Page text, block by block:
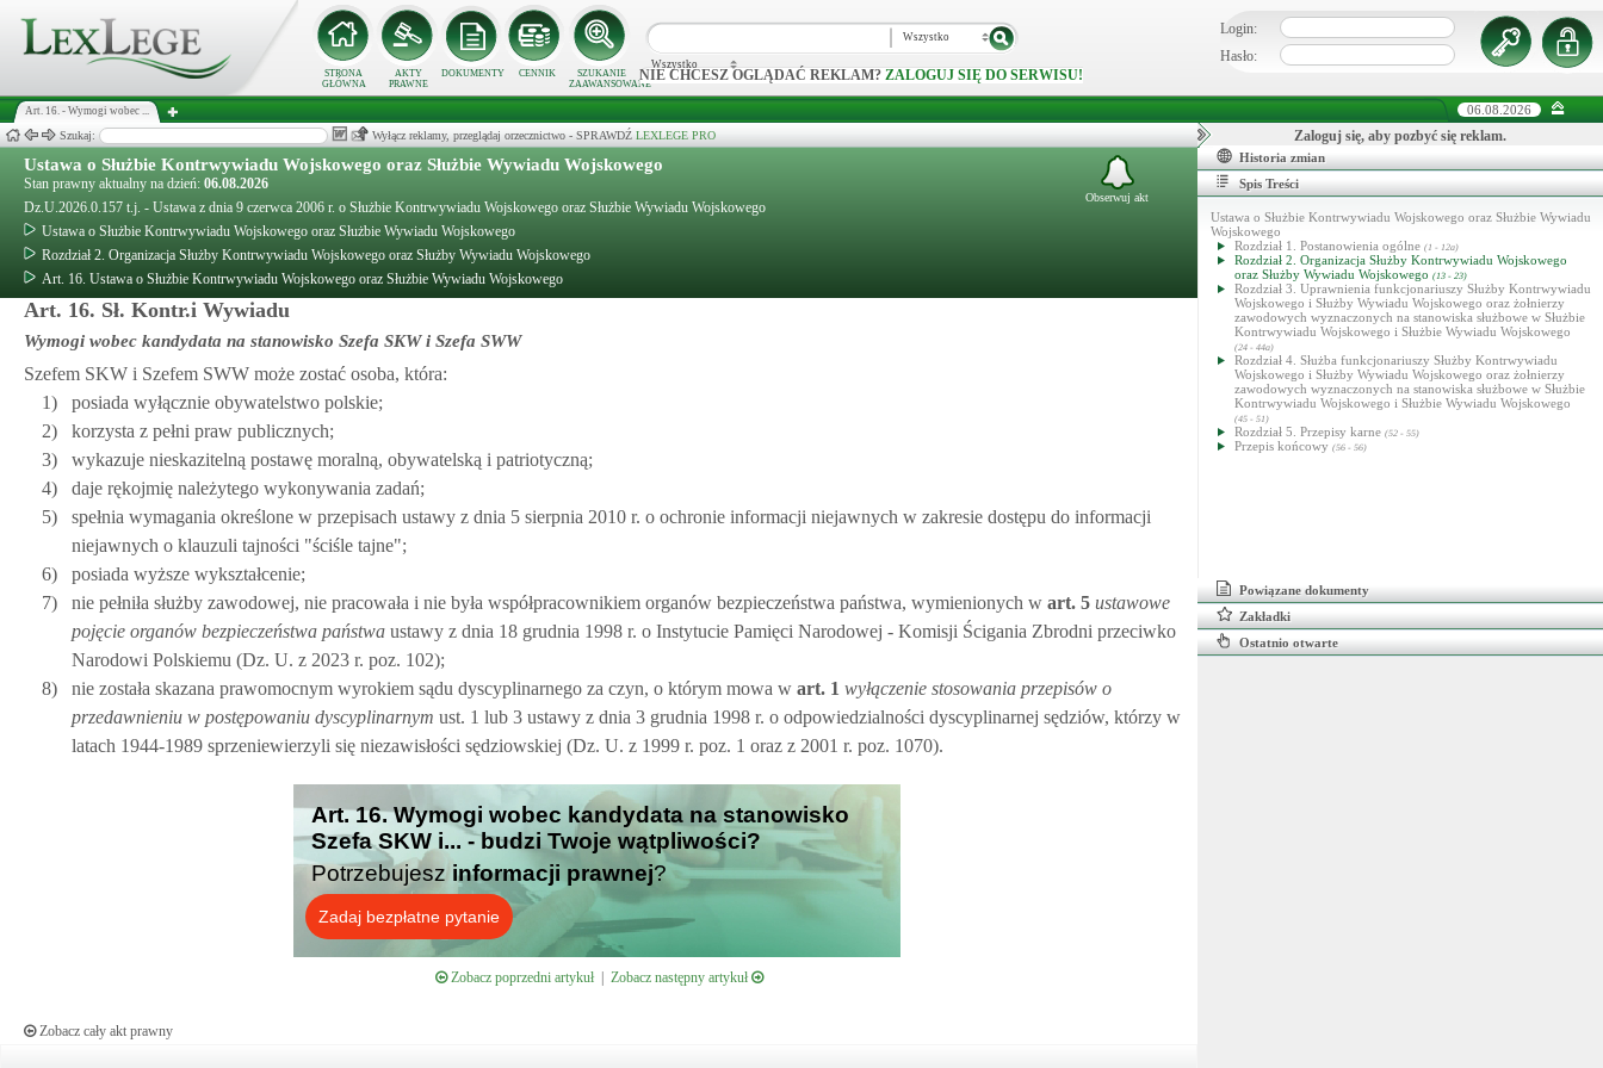
STRONA
GŁÓWNA
AKTY
PRAWNE
DOKUMENTY CENNIK
SZUKANIE
ZAAWANSOWANE
Wszystko
Wszystko
NIE CHCESZ OGLĄDAĆ REKLAM? ZALOGUJ SIĘ DO SERWISU!
Login:
Hasło:
Art. 16. - Wymogi wobec ... 06.08.2026
Szukaj: Wyłącz reklamy, przeglądaj orzecznictwo - SPRAWDŹ LEXLEGE PRO
Ustawa o Służbie Kontrwywiadu Wojskowego oraz Służbie Wywiadu Wojskowego
Stan prawny aktualny na dzień: 06.08.2026
Dz.U.2026.0.157 t.j. - Ustawa z dnia 9 czerwca 2006 r. o Służbie Kontrwywiadu Wojskowego oraz Służbie Wywiadu Wojskowego
Ustawa o Służbie Kontrwywiadu Wojskowego oraz Służbie Wywiadu Wojskowego
Rozdział 2. Organizacja Służby Kontrwywiadu Wojskowego oraz Służby Wywiadu Wojskowego
Art. 16. Ustawa o Służbie Kontrwywiadu Wojskowego oraz Służbie Wywiadu Wojskowego
Obserwuj akt
Art. 16. Sł. Kontr.i Wywiadu
Wymogi wobec kandydata na stanowisko Szefa SKW i Szefa SWW
Szefem SKW i Szefem SWW może zostać osoba, która:
1)
posiada wyłącznie obywatelstwo polskie;
2)
korzysta z pełni praw publicznych;
3)
wykazuje nieskazitelną postawę moralną, obywatelską i patriotyczną;
4)
daje rękojmię należytego wykonywania zadań;
5)
spełnia wymagania określone w przepisach ustawy z dnia 5 sierpnia 2010 r. o ochronie informacji niejawnych w zakresie dostępu do informacji
niejawnych o klauzuli tajności "ściśle tajne";
6)
posiada wyższe wykształcenie;
7)
nie pełniła służby zawodowej, nie pracowała i nie była współpracownikiem organów bezpieczeństwa państwa, wymienionych w art. 5 ustawowe
pojęcie organów bezpieczeństwa państwa ustawy z dnia 18 grudnia 1998 r. o Instytucie Pamięci Narodowej - Komisji Ścigania Zbrodni przeciwko
Narodowi Polskiemu (Dz. U. z 2023 r. poz. 102);
8)
nie została skazana prawomocnym wyrokiem sądu dyscyplinarnego za czyn, o którym mowa w art. 1 wyłączenie stosowania przepisów o
przedawnieniu w postępowaniu dyscyplinarnym ust. 1 lub 3 ustawy z dnia 3 grudnia 1998 r. o odpowiedzialności dyscyplinarnej sędziów, którzy w
latach 1944-1989 sprzeniewierzyli się niezawisłości sędziowskiej (Dz. U. z 1999 r. poz. 1 oraz z 2001 r. poz. 1070).
Art. 16. Wymogi wobec kandydata na stanowisko
Szefa SKW i... - budzi Twoje wątpliwości?
Potrzebujesz informacji prawnej?
Zadaj bezpłatne pytanie
Zobacz poprzedni artykuł| Zobacz następny artykuł
Zobacz cały akt prawny
Zaloguj się, aby pozbyć się reklam.
Historia zmian
Spis Treści
Ustawa o Służbie Kontrwywiadu Wojskowego oraz Służbie Wywiadu
Wojskowego
Rozdział 1. Postanowienia ogólne (1 - 12a)
Rozdział 2. Organizacja Służby Kontrwywiadu Wojskowego
oraz Służby Wywiadu Wojskowego (13 - 23)
Rozdział 3. Uprawnienia funkcjonariuszy Służby Kontrwywiadu
Wojskowego i Służby Wywiadu Wojskowego oraz żołnierzy
zawodowych wyznaczonych na stanowiska służbowe w Służbie
Kontrwywiadu Wojskowego i Służbie Wywiadu Wojskowego
(24 - 44a)
Rozdział 4. Służba funkcjonariuszy Służby Kontrwywiadu
Wojskowego i Służby Wywiadu Wojskowego oraz żołnierzy
zawodowych wyznaczonych na stanowiska służbowe w Służbie
Kontrwywiadu Wojskowego i Służbie Wywiadu Wojskowego
(45 - 51)
Rozdział 5. Przepisy karne (52 - 55)
Przepis końcowy (56 - 56)
Powiązane dokumenty
Zakładki
Ostatnio otwarte